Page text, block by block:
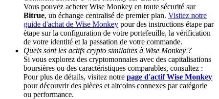
Deposit & Trade BTC to Share 25000 USDT prize pool!
Deposit CASHCAT & Win
Share 500000 CASHCAT prize pool
Vous pouvez acheter Wise Monkey en toute sécurité sur
Bitrue, un échange centralisé de premier plan. Visitez notre
guide d'achat de Wise Monkey pour des instructions étape par
étape sur la configuration de votre portefeuille, la vérification
de votre identité et la passation de votre commande.
Quels sont les actifs crypto similaires à Wise Monkey ?
Si vous explorez des cryptomonnaies avec des capitalisations
boursières ou des caractéristiques comparables, consultez :
Pour plus de détails, visitez notre page d'actif Wise Monkey
pour découvrir des pièces et altcoins connexes par catégorie
ou performance.